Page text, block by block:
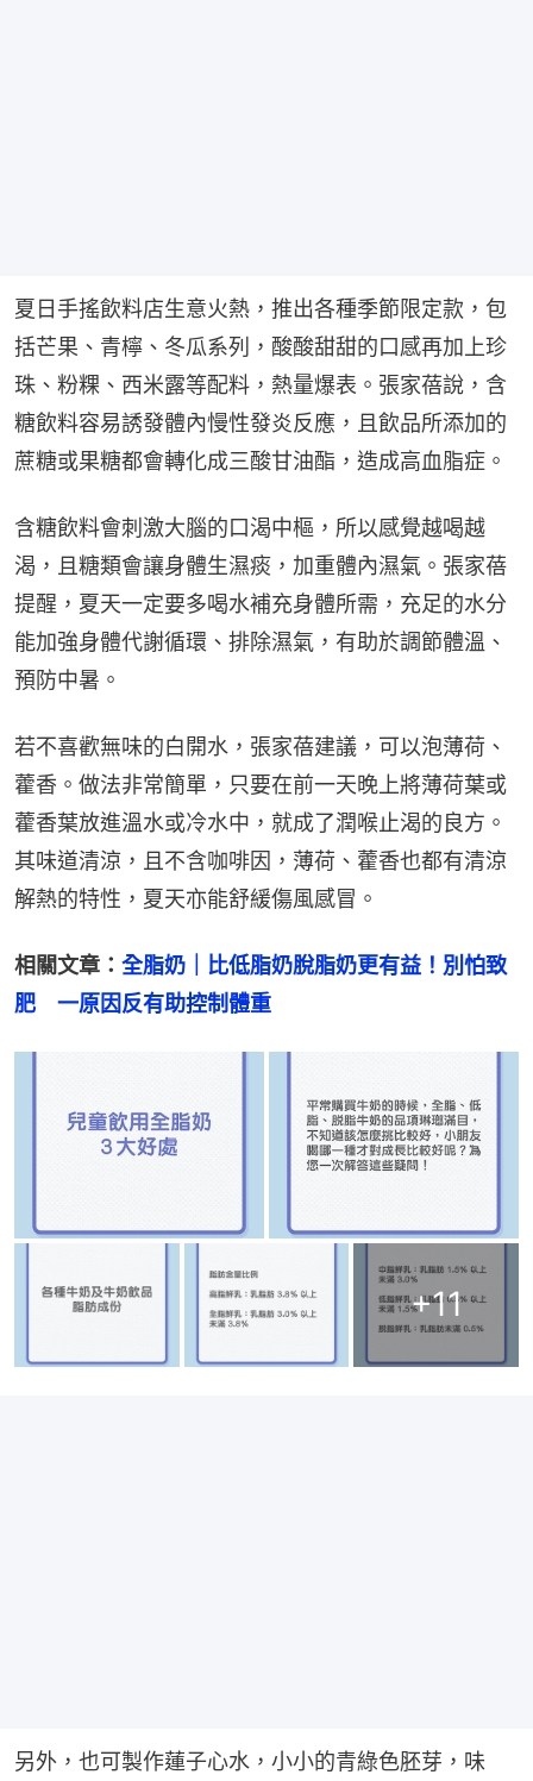
夏日手搖飲料店生意火熱，推出各種季節限定款，包
括芒果、青檸、冬瓜系列，酸酸甜甜的口感再加上珍
珠、粉粿、西米露等配料，熱量爆表。張家蓓說，含
糖飲料容易誘發體內慢性發炎反應，且飲品所添加的
蔗糖或果糖都會轉化成三酸甘油酯，造成高血脂症。
含糖飲料會刺激大腦的口渴中樞，所以感覺越喝越
渴，且糖類會讓身體生濕痰，加重體內濕氣。張家蓓
提醒，夏天一定要多喝水補充身體所需，充足的水分
能加強身體代謝循環、排除濕氣，有助於調節體溫、
預防中暑。
若不喜歡無味的白開水，張家蓓建議，可以泡薄荷、
藿香。做法非常簡單，只要在前一天晚上將薄荷葉或
藿香葉放進溫水或冷水中，就成了潤喉止渴的良方。
其味道清涼，且不含咖啡因，薄荷、藿香也都有清涼
解熱的特性，夏天亦能舒緩傷風感冒。
相關文章： 全脂奶｜比低脂奶脫脂奶更有益！別怕致
肥　一原因反有助控制體重
+11
另外，也可製作蓮子心水，小小的青綠色胚芽，味